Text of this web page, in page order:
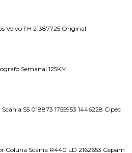
Volvo FH 21387725 Original
Semanal 125KM
S5 018873 1755953 1446228 Cipec
Coluna Scania R440 LD 2162653 Cepam